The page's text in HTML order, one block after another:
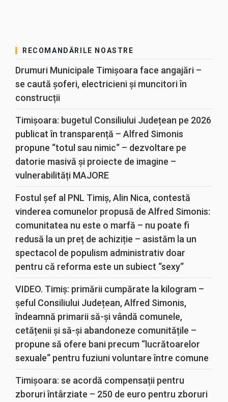
RECOMANDĂRILE NOASTRE
Drumuri Municipale Timișoara face angajări –
se caută șoferi, electricieni și muncitori în
construcții
Timișoara: bugetul Consiliului Județean pe 2026
publicat în transparență – Alfred Simonis
propune “totul sau nimic“ – dezvoltare pe
datorie masivă și proiecte de imagine –
vulnerabilități MAJORE
Fostul șef al PNL Timiș, Alin Nica, contestă
vinderea comunelor propusă de Alfred Simonis:
comunitatea nu este o marfă – nu poate fi
redusă la un preț de achiziție – asistăm la un
spectacol de populism administrativ doar
pentru că reforma este un subiect “sexy“
VIDEO. Timiș: primării cumpărate la kilogram –
șeful Consiliului Județean, Alfred Simonis,
îndeamnă primarii să-și vândă comunele,
cetățenii și să-și abandoneze comunitățile –
propune să ofere bani precum “lucrătoarelor
sexuale“ pentru fuziuni voluntare între comune
Timișoara: se acordă compensații pentru
zboruri întârziate – 250 de euro pentru zboruri